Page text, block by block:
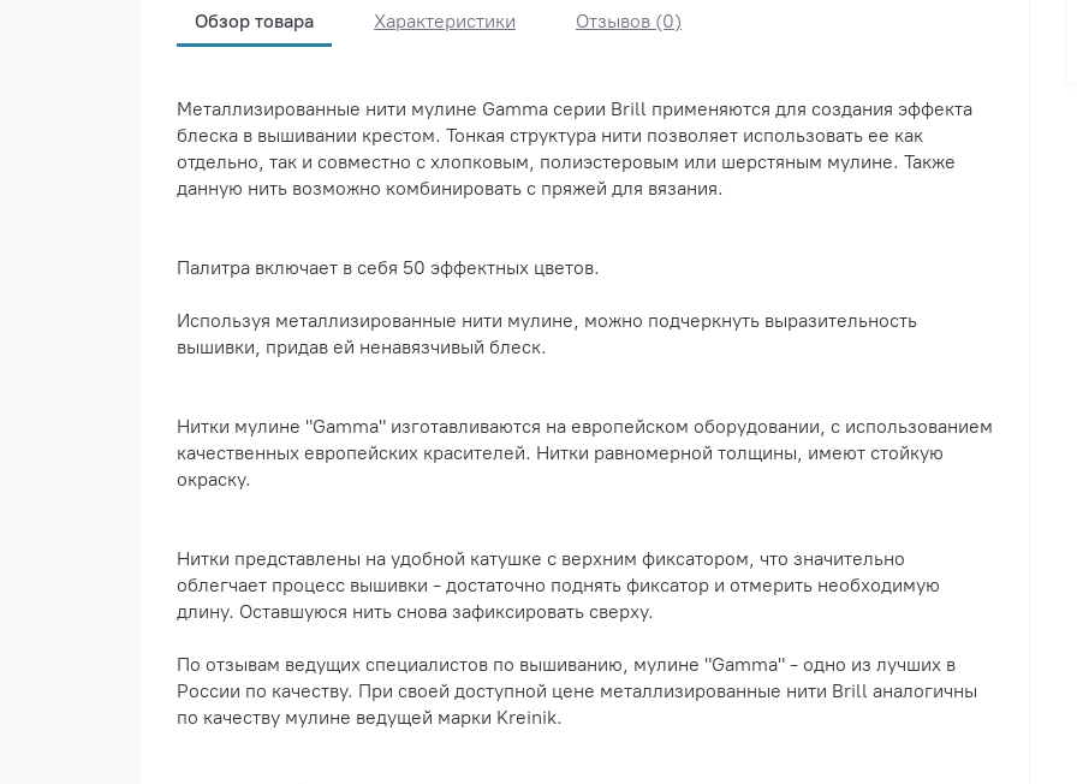
Обзор товара Характеристики Отзывов (0)
Металлизированные нити мулине Gamma серии Brill применяются для создания эффекта
блеска в вышивании крестом. Тонкая структура нити позволяет использовать ее как
отдельно, так и совместно с хлопковым, полиэстеровым или шерстяным мулине. Также
данную нить возможно комбинировать с пряжей для вязания.
Палитра включает в себя 50 эффектных цветов.
Используя металлизированные нити мулине, можно подчеркнуть выразительность
вышивки, придав ей ненавязчивый блеск.
Нитки мулине "Gamma" изготавливаются на европейском оборудовании, с использованием
качественных европейских красителей. Нитки равномерной толщины, имеют стойкую
окраску.
Нитки представлены на удобной катушке с верхним фиксатором, что значительно
облегчает процесс вышивки - достаточно поднять фиксатор и отмерить необходимую
длину. Оставшуюся нить снова зафиксировать сверху.
По отзывам ведущих специалистов по вышиванию, мулине "Gamma" - одно из лучших в
России по качеству. При своей доступной цене металлизированные нити Brill аналогичны
по качеству мулине ведущей марки Kreinik.